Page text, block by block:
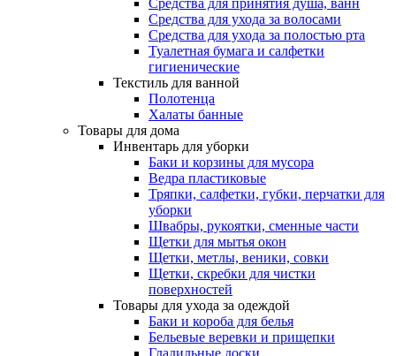
Средства для принятия душа, ванн
Средства для ухода за волосами
Средства для ухода за полостью рта
Туалетная бумага и салфетки
гигиенические
Текстиль для ванной
Полотенца
Халаты банные
Товары для дома
Инвентарь для уборки
Баки и корзины для мусора
Ведра пластиковые
Тряпки, салфетки, губки, перчатки для
уборки
Швабры, рукоятки, сменные части
Щетки для мытья окон
Щетки, метлы, веники, совки
Щетки, скребки для чистки
поверхностей
Товары для ухода за одеждой
Баки и короба для белья
Бельевые веревки и прищепки
Гладильные доски